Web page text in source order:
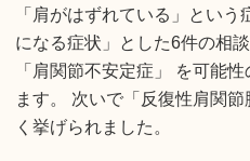
「肩がはずれている」とい
になる症状」とした6件の相
「肩関節不安定症」 を可能
ます。 次いで「反復性肩関
く挙げられました。